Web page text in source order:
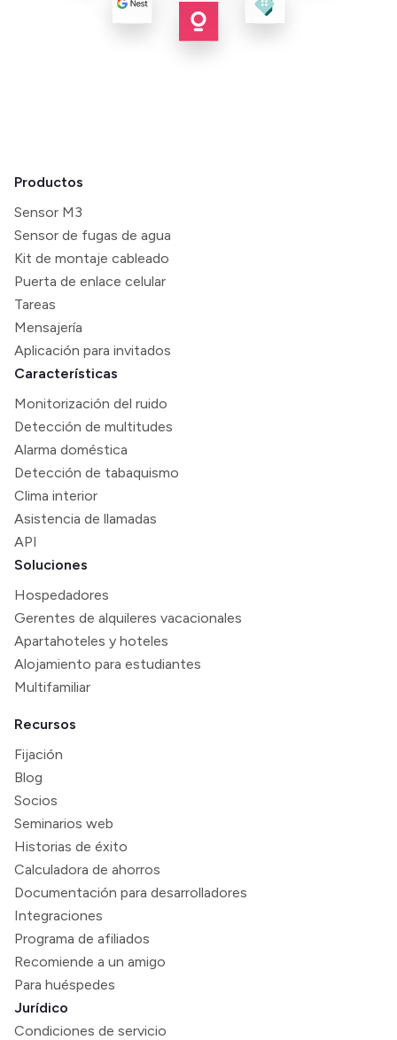
Productos
Sensor M3
Sensor de fugas de agua
Kit de montaje cableado
Puerta de enlace celular
Tareas
Mensajería
Aplicación para invitados
Características
Monitorización del ruido
Detección de multitudes
Alarma doméstica
Detección de tabaquismo
Clima interior
Asistencia de llamadas
API
Soluciones
Hospedadores
Gerentes de alquileres vacacionales
Apartahoteles y hoteles
Alojamiento para estudiantes
Multifamiliar
Recursos
Fijación
Blog
Socios
Seminarios web
Historias de éxito
Calculadora de ahorros
Documentación para desarrolladores
Integraciones
Programa de afiliados
Recomiende a un amigo
Para huéspedes
Jurídico
Condiciones de servicio